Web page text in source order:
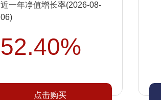
近一年净值增长率(2026-08-
06)
52.40%
点击购买